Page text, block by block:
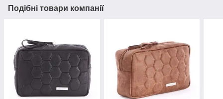
Подібні товари компанії